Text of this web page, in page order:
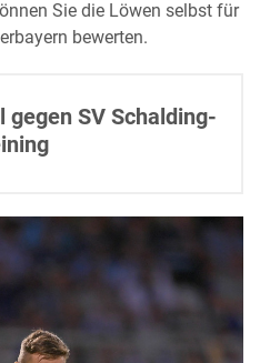
Sie die Löwen selbst für
bewerten.
gegen SV Schalding-